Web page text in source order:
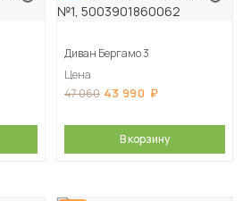
Диван Бергамо 3
Цена
47 060 43 990
В корзину